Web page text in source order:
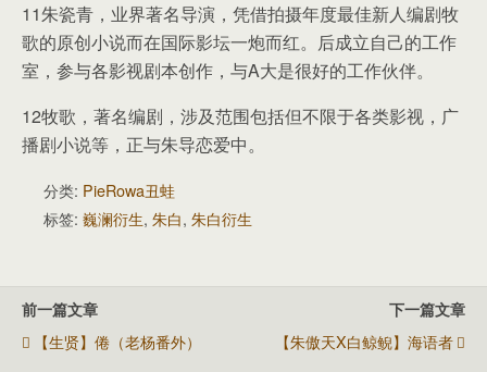
11朱瓷青，业界著名导演，凭借拍摄年度最佳新人编剧牧
歌的原创小说而在国际影坛一炮而红。后成立自己的工作
室，参与各影视剧本创作，与A大是很好的工作伙伴。
12牧歌，著名编剧，涉及范围包括但不限于各类影视，广
播剧小说等，正与朱导恋爱中。
分类: PieRowa丑蛙
标签: 巍澜衍生, 朱白, 朱白衍生
前一篇文章
【生贤】倦（老杨番外）
下一篇文章
【朱傲天X白鲸鲵】海语者